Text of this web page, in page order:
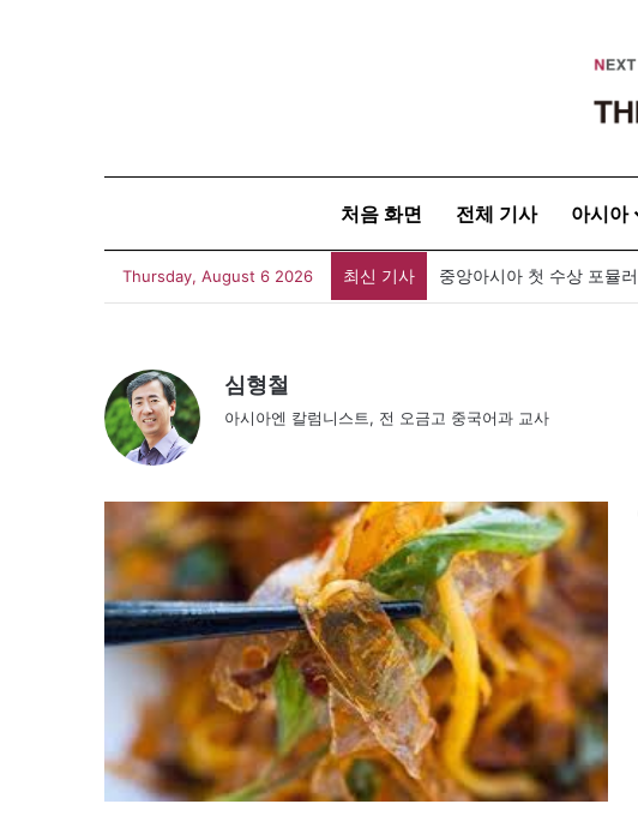
처음 화면 전체 기사 아시아
Thursday, August 6 2026 최신 기사
심형철
아시아엔 칼럼니스트, 전 오금고 중국어과 교사